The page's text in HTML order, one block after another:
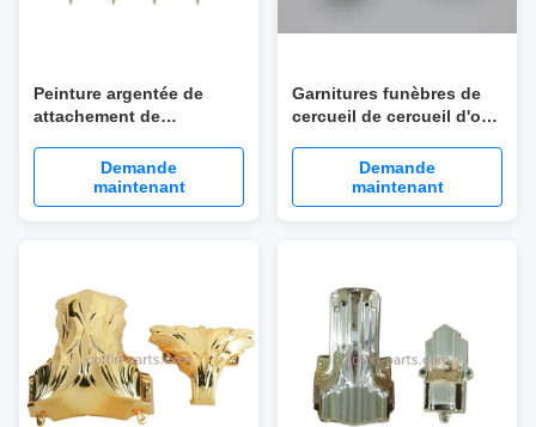
Peinture argentée de
attachement de
fond en métal de cercueil
Demande
maintenant
Garnitures funèbres de
cercueil de cercueil d'or
plastique d'accessoires
Demande
maintenant